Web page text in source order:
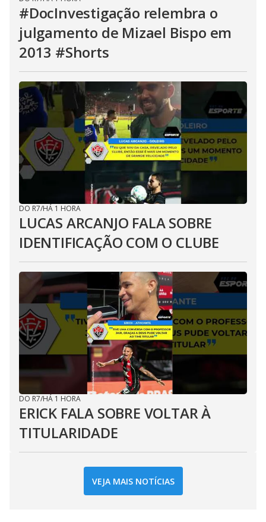
#DocInvestigação relembra o
julgamento de Mizael Bispo em
2013 #Shorts
DO R7/HÁ 1 HORA
LUCAS ARCANJO FALA SOBRE
IDENTIFICAÇÃO COM O CLUBE
DO R7/HÁ 1 HORA
ERICK FALA SOBRE VOLTAR À
TITULARIDADE
VEJA MAIS NOTÍCIAS